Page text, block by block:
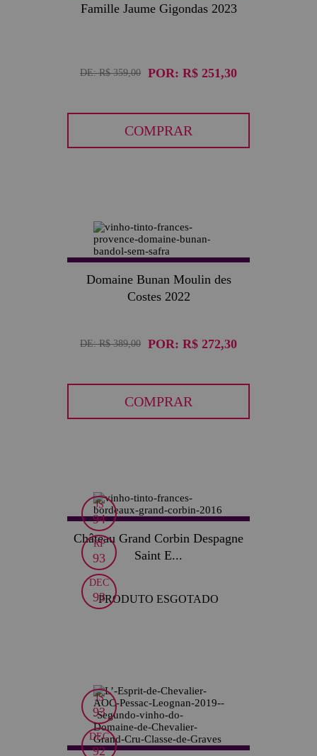
Famille Jaume Gigondas 2023
DE:R$ 359,00 POR: R$ 251,30
COMPRAR
30
Domaine Bunan Moulin des
Costes 2022
DE:R$ 389,00 POR: R$ 272,30
COMPRAR
JS
94
RP
93
DEC
93
Château Grand Corbin Despagne
Saint E...
PRODUTO ESGOTADO
JS
93
DEC
92